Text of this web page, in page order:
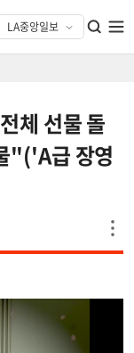
체 선물 돌
"('A급 장영